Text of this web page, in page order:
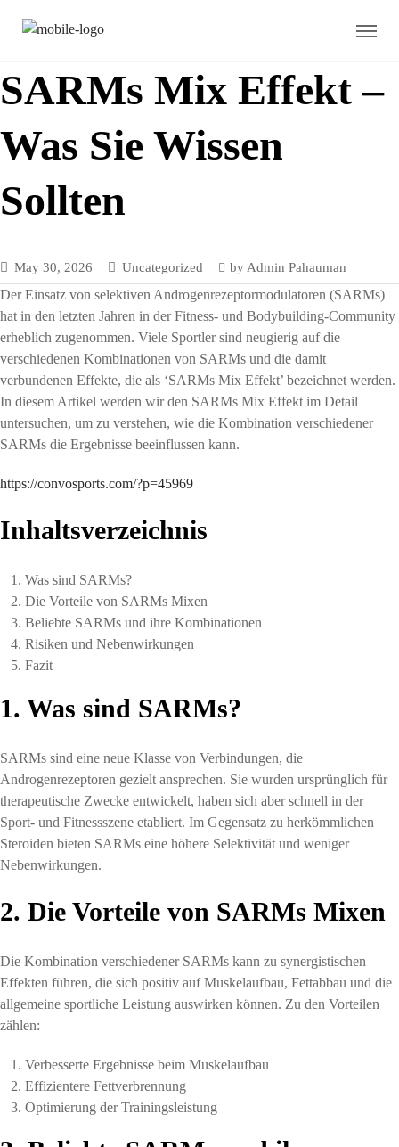
SARMs Mix Effekt –
Was Sie Wissen
Sollten
May 30, 2026 Uncategorized by Admin Pahauman
Der Einsatz von selektiven Androgenrezeptormodulatoren (SARMs)
hat in den letzten Jahren in der Fitness- und Bodybuilding-Community
erheblich zugenommen. Viele Sportler sind neugierig auf die
verschiedenen Kombinationen von SARMs und die damit
verbundenen Effekte, die als ‘SARMs Mix Effekt’ bezeichnet werden.
In diesem Artikel werden wir den SARMs Mix Effekt im Detail
untersuchen, um zu verstehen, wie die Kombination verschiedener
SARMs die Ergebnisse beeinflussen kann.
https://convosports.com/?p=45969
Inhaltsverzeichnis
Was sind SARMs?
Die Vorteile von SARMs Mixen
Beliebte SARMs und ihre Kombinationen
Risiken und Nebenwirkungen
Fazit
1. Was sind SARMs?
SARMs sind eine neue Klasse von Verbindungen, die
Androgenrezeptoren gezielt ansprechen. Sie wurden ursprünglich für
therapeutische Zwecke entwickelt, haben sich aber schnell in der
Sport- und Fitnessszene etabliert. Im Gegensatz zu herkömmlichen
Steroiden bieten SARMs eine höhere Selektivität und weniger
Nebenwirkungen.
2. Die Vorteile von SARMs Mixen
Die Kombination verschiedener SARMs kann zu synergistischen
Effekten führen, die sich positiv auf Muskelaufbau, Fettabbau und die
allgemeine sportliche Leistung auswirken können. Zu den Vorteilen
zählen:
Verbesserte Ergebnisse beim Muskelaufbau
Effizientere Fettverbrennung
Optimierung der Trainingsleistung